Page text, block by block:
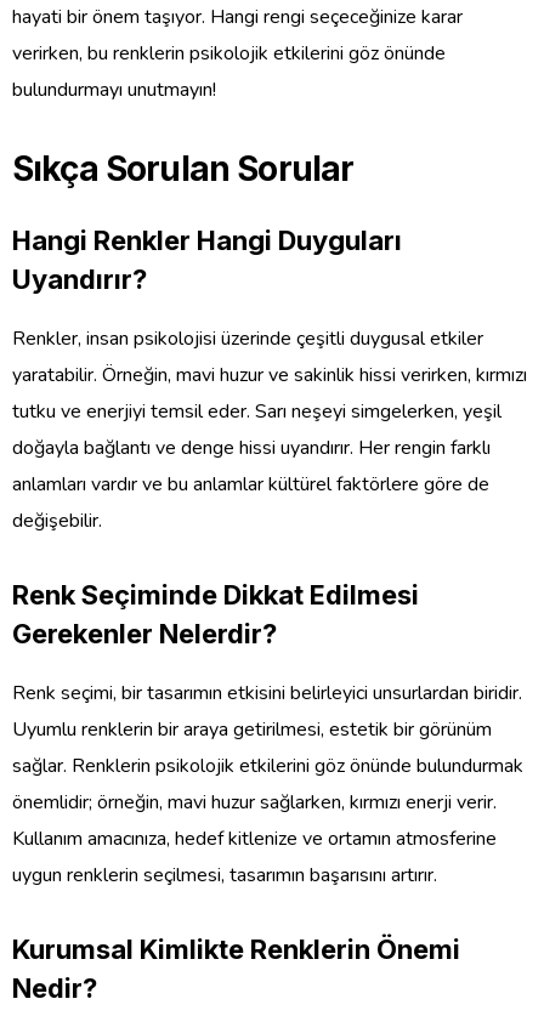
hayati bir önem taşıyor. Hangi rengi seçeceğinize karar
verirken, bu renklerin psikolojik etkilerini göz önünde
bulundurmayı unutmayın!
Sıkça Sorulan Sorular
Hangi Renkler Hangi Duyguları
Uyandırır?
Renkler, insan psikolojisi üzerinde çeşitli duygusal etkiler
yaratabilir. Örneğin, mavi huzur ve sakinlik hissi verirken, kırmızı
tutku ve enerjiyi temsil eder. Sarı neşeyi simgelerken, yeşil
doğayla bağlantı ve denge hissi uyandırır. Her rengin farklı
anlamları vardır ve bu anlamlar kültürel faktörlere göre de
değişebilir.
Renk Seçiminde Dikkat Edilmesi
Gerekenler Nelerdir?
Renk seçimi, bir tasarımın etkisini belirleyici unsurlardan biridir.
Uyumlu renklerin bir araya getirilmesi, estetik bir görünüm
sağlar. Renklerin psikolojik etkilerini göz önünde bulundurmak
önemlidir; örneğin, mavi huzur sağlarken, kırmızı enerji verir.
Kullanım amacınıza, hedef kitlenize ve ortamın atmosferine
uygun renklerin seçilmesi, tasarımın başarısını artırır.
Kurumsal Kimlikte Renklerin Önemi
Nedir?